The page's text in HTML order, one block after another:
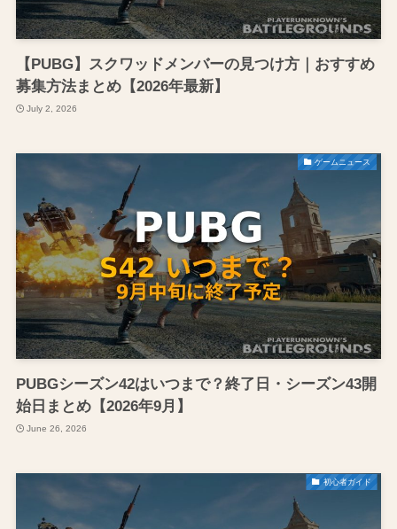
【PUBG】スクワッドメンバーの見つけ方｜おすすめ
募集方法まとめ【2026年最新】
July 2, 2026
ゲームニュース
PUBGシーズン42はいつまで？終了日・シーズン43開
始日まとめ【2026年9月】
June 26, 2026
初心者ガイド